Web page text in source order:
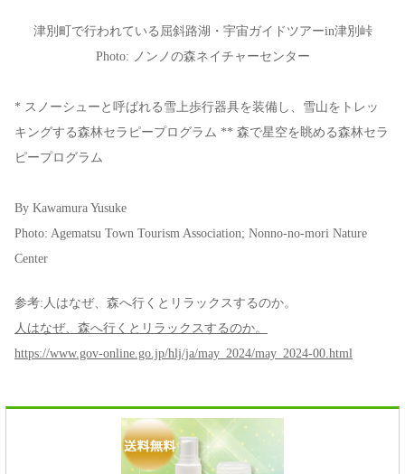
津別町で行われている屈斜路湖・宇宙ガイドツアーin津別峠
Photo: ノンノの森ネイチャーセンター
* スノーシューと呼ばれる雪上歩行器具を装備し、雪山をトレッ
キングする森林セラピープログラム ** 森で星空を眺める森林セラ
ピープログラム
By Kawamura Yusuke
Photo: Agematsu Town Tourism Association; Nonno-no-mori Nature
Center
参考:人はなぜ、森へ行くとリラックスするのか。
人はなぜ、森へ行くとリラックスするのか。
https://www.gov-online.go.jp/hlj/ja/may_2024/may_2024-00.html